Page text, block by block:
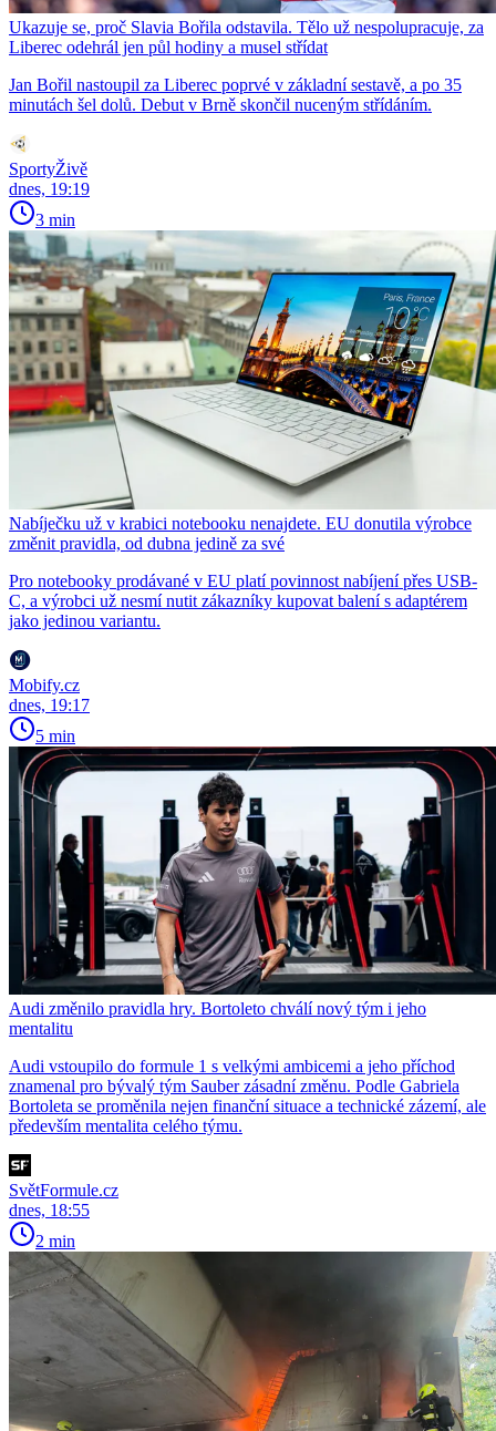
Ukazuje se, proč Slavia Bořila odstavila. Tělo už nespolupracuje, za
Liberec odehrál jen půl hodiny a musel střídat
Jan Bořil nastoupil za Liberec poprvé v základní sestavě, a po 35
minutách šel dolů. Debut v Brně skončil nuceným střídáním.
SportyŽivě
dnes, 19:19
3 min
Nabíječku už v krabici notebooku nenajdete. EU donutila výrobce
změnit pravidla, od dubna jedině za své
Pro notebooky prodávané v EU platí povinnost nabíjení přes USB-
C, a výrobci už nesmí nutit zákazníky kupovat balení s adaptérem
jako jedinou variantu.
Mobify.cz
dnes, 19:17
5 min
Audi změnilo pravidla hry. Bortoleto chválí nový tým i jeho
mentalitu
Audi vstoupilo do formule 1 s velkými ambicemi a jeho příchod
znamenal pro bývalý tým Sauber zásadní změnu. Podle Gabriela
Bortoleta se proměnila nejen finanční situace a technické zázemí, ale
především mentalita celého týmu.
SvětFormule.cz
dnes, 18:55
2 min